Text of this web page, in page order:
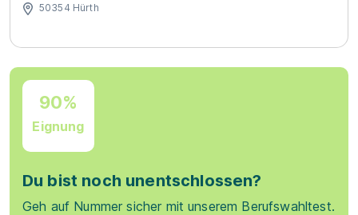
50354 Hürth
90%
Eignung
Du bist noch unentschlossen?
Geh auf Nummer sicher mit unserem Berufswahltest.